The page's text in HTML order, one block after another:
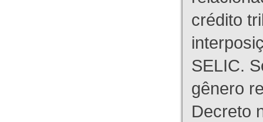
crédito
SELIC.
gênero
Decreto